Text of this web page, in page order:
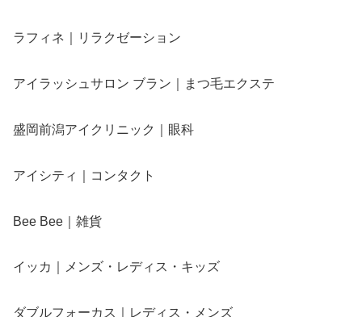
ラフィネ｜リラクゼーション
アイラッシュサロン ブラン｜まつ毛エクステ
盛岡前潟アイクリニック｜眼科
アイシティ｜コンタクト
Bee Bee｜雑貨
イッカ｜メンズ・レディス・キッズ
ダブルフォーカス｜レディス・メンズ